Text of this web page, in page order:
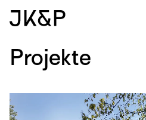
Projekte